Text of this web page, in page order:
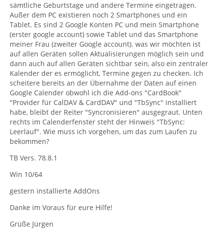
sämtliche Geburtstage und andere Termine eingetragen.
Außer dem PC existieren noch 2 Smartphones und ein
Tablet. Es sind 2 Google Konten PC und mein Smartphone
(erster google account) sowie Tablet und das Smartphone
meiner Frau (zweiter Google account). was wir möchten ist
auf allen Geräten sollen Aktualisierungen möglich sein und
dann auch auf allen Geräten sichtbar sein, also ein zentraler
Kalender der es ermöglicht, Termine gegen zu checken. Ich
scheitere bereits an der Übernahme der Daten auf einen
Google Calender obwohl ich die Add-ons "CardBook"
"Provider für CalDAV & CardDAV" und "TbSync" installiert
habe, bleibt der Reiter "Syncronisieren" ausgegraut. Unten
rechts im Calenderfenster steht der Hinweis "TbSync:
Leerlauf". Wie muss ich vorgehen, um das zum Laufen zu
bekommen?
TB Vers. 78.8.1
Win 10/64
gestern installierte AddOns
Danke im Voraus für eure Hilfe!
Grüße Jürgen